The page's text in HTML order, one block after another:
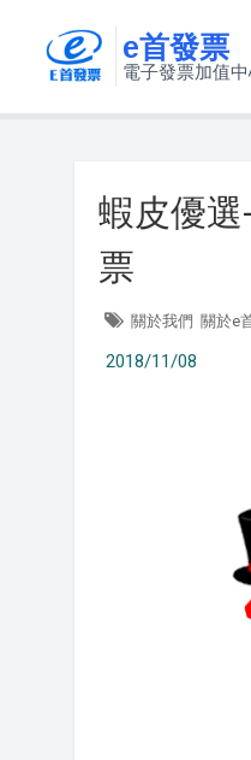
e首發票
電子發票加值
蝦皮優選
票
關於我們 關於e
2018/11/08